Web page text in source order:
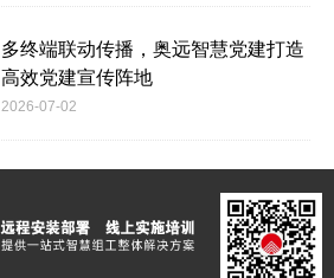
多终端联动传播，奥远智慧党建打造
高效党建宣传阵地
2026-07-02